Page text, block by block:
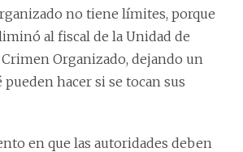
no tiene límites, porque
al fiscal de la Unidad de
Organizado, dejando un
pueden hacer si se tocan sus
en que las autoridades deben